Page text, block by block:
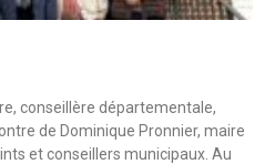
conseillère départementale,
de Dominique Pronnier, maire
et conseillers municipaux. Au